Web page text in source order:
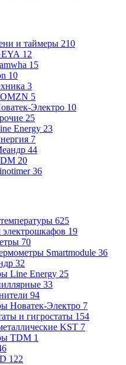
и таймеры 210
12
15
10
3
5
Электро 10
25
Energy 23
7
44
20
36
625
электрошкафов 19
70
Smartmodule 36
32
Line Energy 25
33
94
Новатек-Электро 7
и гигростаты 154
KST 7
TDM 1
122